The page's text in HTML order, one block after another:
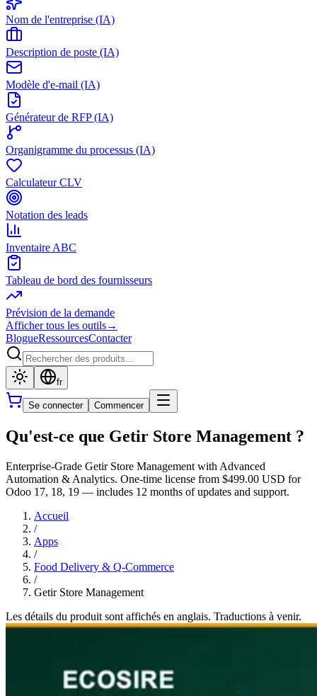
Nom de l'entreprise (IA)
Description de poste (IA)
Modèle d'e-mail (IA)
Générateur de RFP (IA)
Organigramme du processus (IA)
Calculateur CLV
Notation des leads
Inventaire ABC
Tableau de bord des fournisseurs
Prévision de la demande
Afficher tous les outils→
BlogueRessourcesContacter
fr
Se connecter Commencer
Qu'est-ce que Getir Store Management ?
Enterprise-Grade Getir Store Management with Advanced
Automation & Analytics. One-time license from $499.00 USD for
Odoo 17, 18, 19 — includes 12 months of updates and support.
Accueil
/
Apps
/
Food Delivery & Q-Commerce
/
Getir Store Management
Les détails du produit sont affichés en anglais. Traductions à venir.